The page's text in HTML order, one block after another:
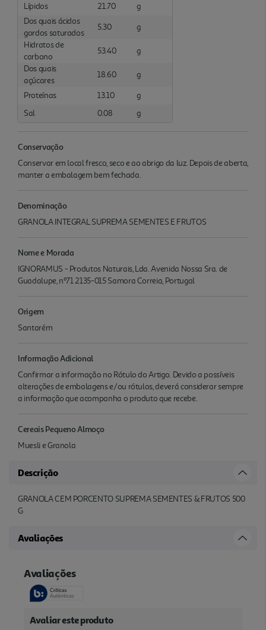
Lípidos
21.70
g
Dos quais ácidos
gordos saturados
5.30
g
Hidratos de
carbono
53.40
g
Dos quais
açúcares
18.60 g
Proteínas 13.10
g
Sal
0.08 g
Conservação
Conservar em local fresco, seco e ao abrigo da luz. Depois de aberta,
manter a embalagem bem fechada.
Denominação
GRANOLA INTEGRAL SUPREMA SEMENTES E FRUTOS
Nome e Morada
IGNORAMUS - Produtos Naturais, Lda. Avenida Nossa Sra. de
Guadalupe, nº71 2135-015 Samora Correia, Portugal
Origem
Santarém
Informação Adicional
Confirmar a informação no Rótulo do Artigo. Devido a possíveis
alterações de embalagens e/ou rótulos, deverá considerar sempre
a informação que acompanha o produto que recebe.
Cereais Pequeno Almoço
Muesli e Granola
Descrição
GRANOLA CEM PORCENTO SUPREMA SEMENTES & FRUTOS 500
G
Avaliações